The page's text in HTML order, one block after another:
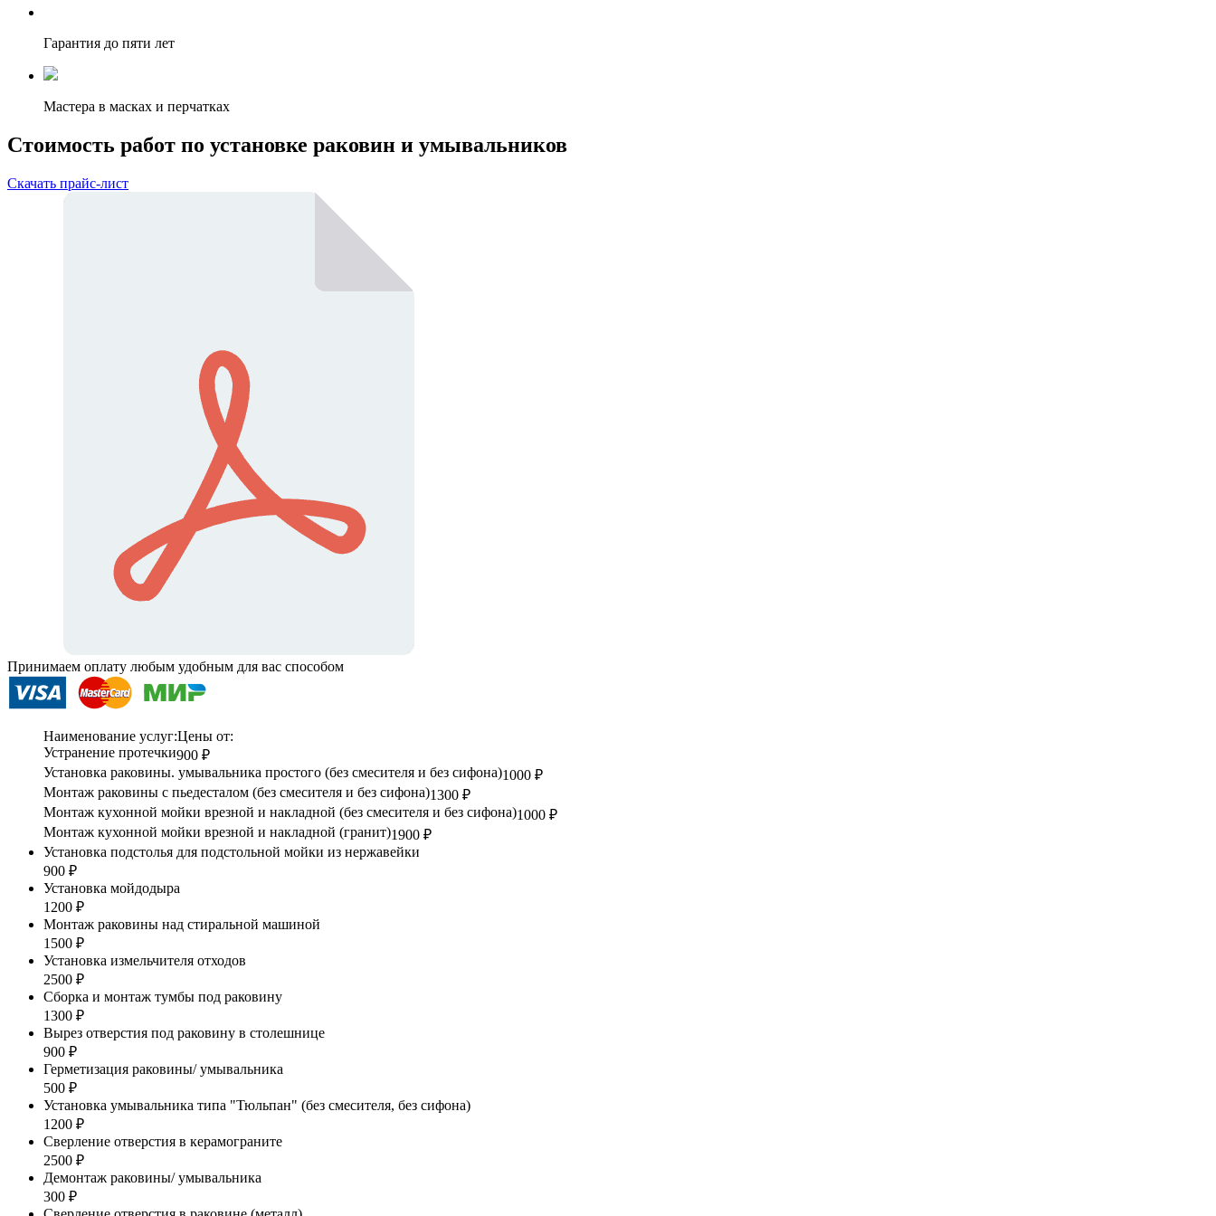
Гарантия до пяти лет
Мастера в масках и перчатках
Стоимость работ по установке раковин и умывальников
Скачать прайс-лист
Принимаем оплату любым удобным для вас способом
Наименование услуг:Цены от:
Устранение протечки900 ₽
Установка раковины. умывальника простого (без смесителя и без сифона)1000 ₽
Монтаж раковины с пьедесталом (без смесителя и без сифона)1300 ₽
Монтаж кухонной мойки врезной и накладной (без смесителя и без сифона)1000 ₽
Монтаж кухонной мойки врезной и накладной (гранит)1900 ₽
Установка подстолья для подстольной мойки из нержавейки
900 ₽
Установка мойдодыра
1200 ₽
Монтаж раковины над стиральной машиной
1500 ₽
Установка измельчителя отходов
2500 ₽
Сборка и монтаж тумбы под раковину
1300 ₽
Вырез отверстия под раковину в столешнице
900 ₽
Герметизация раковины/ умывальника
500 ₽
Установка умывальника типа "Тюльпан" (без смесителя, без сифона)
1200 ₽
Сверление отверстия в керамограните
2500 ₽
Демонтаж раковины/ умывальника
300 ₽